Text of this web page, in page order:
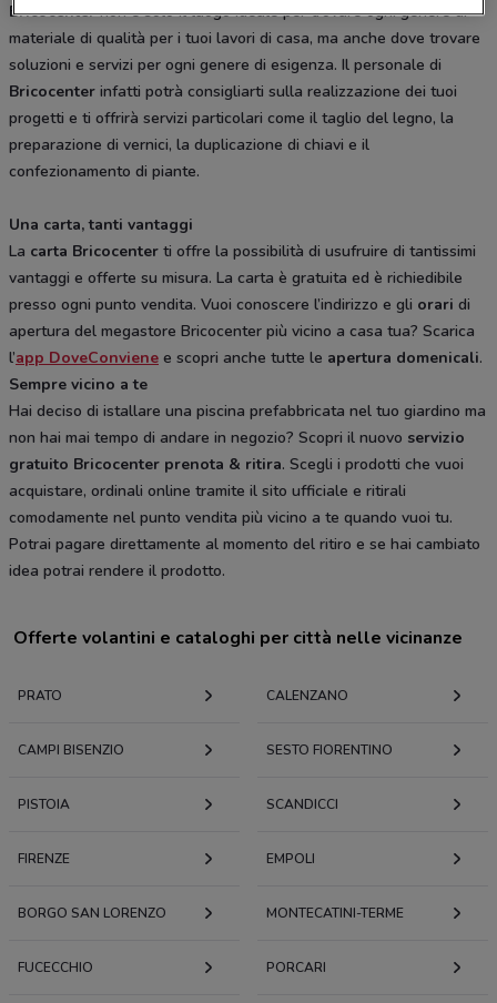
Bricocenternon è solo il luogo ideale per trovare ogni genere di
materiale di qualità per i tuoi lavori di casa, ma anche dove trovare
soluzioni e servizi per ogni genere di esigenza. Il personale di
Bricocenter infatti potrà consigliarti sulla realizzazione dei tuoi
progetti e ti offrirà servizi particolari come il taglio del legno, la
preparazione di vernici, la duplicazione di chiavi e il
confezionamento di piante.
Una carta, tanti vantaggi
La carta Bricocenter ti offre la possibilità di usufruire di tantissimi
vantaggi e offerte su misura. La carta è gratuita ed è richiedibile
presso ogni punto vendita. Vuoi conoscere l’indirizzo e gli orari di
apertura del megastore Bricocenter più vicino a casa tua? Scarica
l’app DoveConviene e scopri anche tutte le apertura domenicali.
Sempre vicino a te
Hai deciso di istallare una piscina prefabbricata nel tuo giardino ma
non hai mai tempo di andare in negozio? Scopri il nuovo servizio
gratuito Bricocenter prenota & ritira. Scegli i prodotti che vuoi
acquistare, ordinali online tramite il sito ufficiale e ritirali
comodamente nel punto vendita più vicino a te quando vuoi tu.
Potrai pagare direttamente al momento del ritiro e se hai cambiato
idea potrai rendere il prodotto.
Offerte volantini e cataloghi per città nelle vicinanze
PRATO CALENZANO
CAMPI BISENZIO SESTO FIORENTINO
PISTOIA SCANDICCI
FIRENZE EMPOLI
BORGO SAN LORENZO MONTECATINI-TERME
FUCECCHIO PORCARI